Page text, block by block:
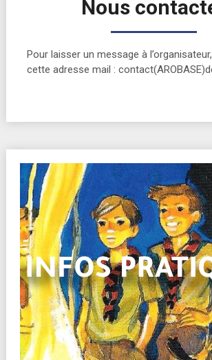
Nous
Pour laisser un message à
cette adresse mail :